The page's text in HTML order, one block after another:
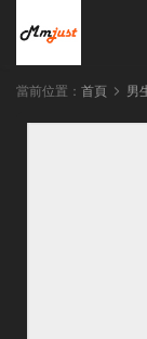
當前位置： 首頁 男